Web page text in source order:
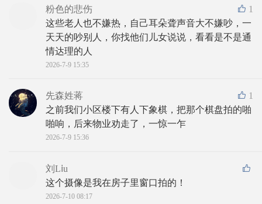
1
粉色的悲伤
这些老人也不嫌热，自己耳朵聋声音大不嫌吵，一
天天的吵别人，你找他们儿女说说，看看是不是通
情达理的人
2026-7-9 15:35
1
先森姓蒋
之前我们小区楼下有人下象棋，把那个棋盘拍的啪
啪响，后来物业劝走了，一惊一乍
2026-7-9 15:36
刘Lⅰu
这个摄像是我在房子里窗口拍的！
2026-7-10 08:17